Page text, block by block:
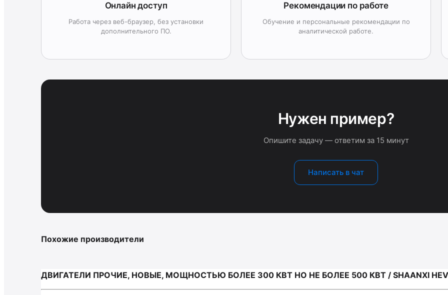
Онлайн доступ
Работа через веб-браузер, без установки
дополнительного ПО.
Рекомендации по работе
Обучение и персональные рекомендации по
аналитической работе.
Нужен пример?
Опишите задачу — ответим за 15 минут
Написать в чат
Похожие производители
ДВИГАТЕЛИ ПРОЧИЕ, НОВЫЕ, МОЩНОСТЬЮ БОЛЕЕ 300 КВТ НО НЕ БОЛЕЕ 500 КВТ / SHAANXI HEVY